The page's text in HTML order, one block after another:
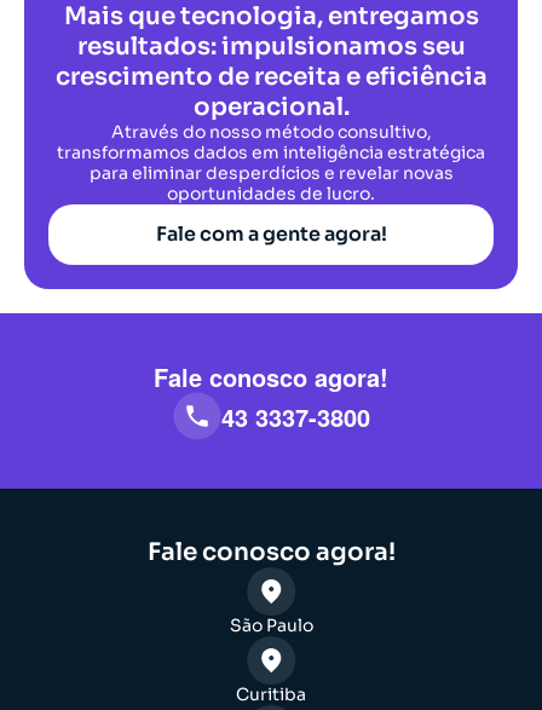
Mais que tecnologia, entregamos
resultados: impulsionamos seu
crescimento de receita e eficiência
operacional.
Através do nosso método consultivo,
transformamos dados em inteligência estratégica
para eliminar desperdícios e revelar novas
oportunidades de lucro.
Fale com a gente agora!
Fale conosco agora!
43 3337-3800
Fale conosco agora!
São Paulo
Curitiba